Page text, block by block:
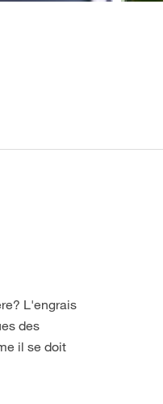
L'engrais
des
il se doit